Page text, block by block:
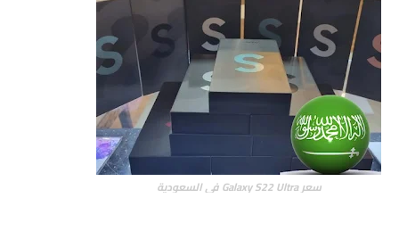
سعر Galaxy S22 Ultra في السعودية